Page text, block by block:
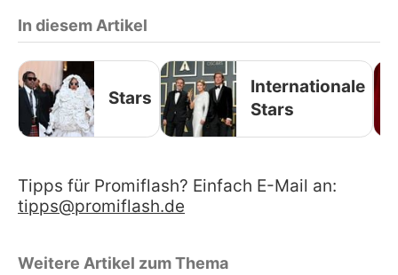
In diesem Artikel
Stars
Internationale
Stars
Tipps für Promiflash? Einfach E-Mail an:
tipps@promiflash.de
Weitere Artikel zum Thema